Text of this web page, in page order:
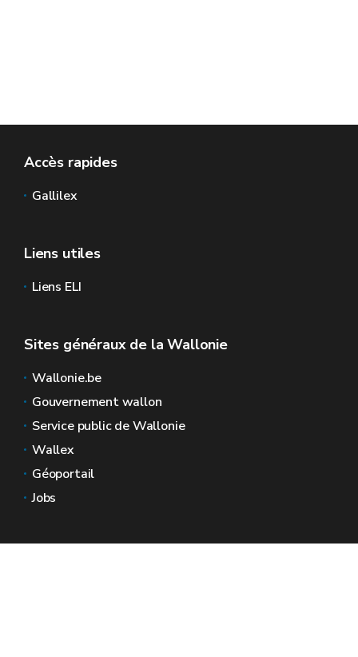
Accès rapides
Gallilex
Liens utiles
Liens ELI
Sites généraux de la Wallonie
Wallonie.be
Gouvernement wallon
Service public de Wallonie
Wallex
Géoportail
Jobs